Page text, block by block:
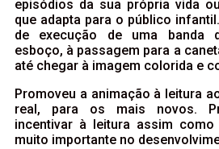
episódios da sua própria vida
que adapta para o público
de execução de uma banda
esboço, à passagem para a
até chegar à imagem colorida e
Promoveu a animação à leitura
real, para os mais novos.
incentivar à leitura assim
muito importante no